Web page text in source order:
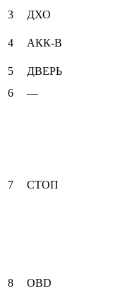
3
ДХО
4
АКК-В
5
ДВЕРЬ
6
—
7 СТОП
8
OBD